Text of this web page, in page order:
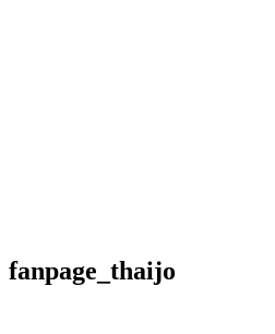
fanpage_thaijo